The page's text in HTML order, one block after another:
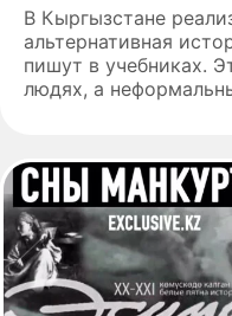
В Кыргызстане
альтернативная
пишут в учебниках.
людях, а